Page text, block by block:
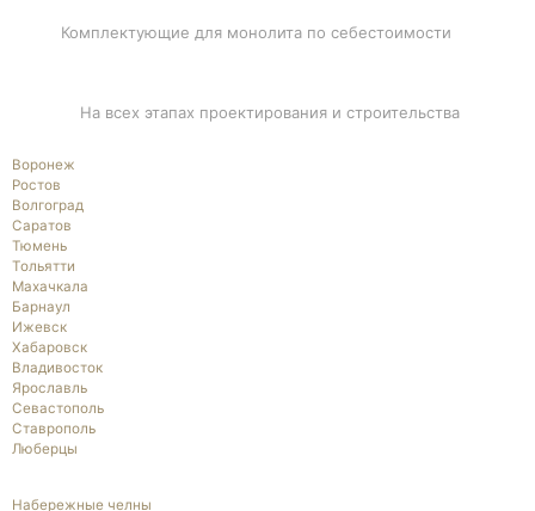
Комплектующие для монолита по себестоимости
На всех этапах проектирования и строительства
Воронеж
Ростов
Волгоград
Саратов
Тюмень
Тольятти
Махачкала
Барнаул
Ижевск
Хабаровск
Владивосток
Ярославль
Севастополь
Ставрополь
Люберцы
Набережные челны